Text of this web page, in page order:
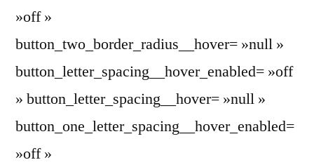
»off »
button_two_border_radius__hover= »null »
button_letter_spacing__hover_enabled= »off
» button_letter_spacing__hover= »null »
button_one_letter_spacing__hover_enabled=
»off »